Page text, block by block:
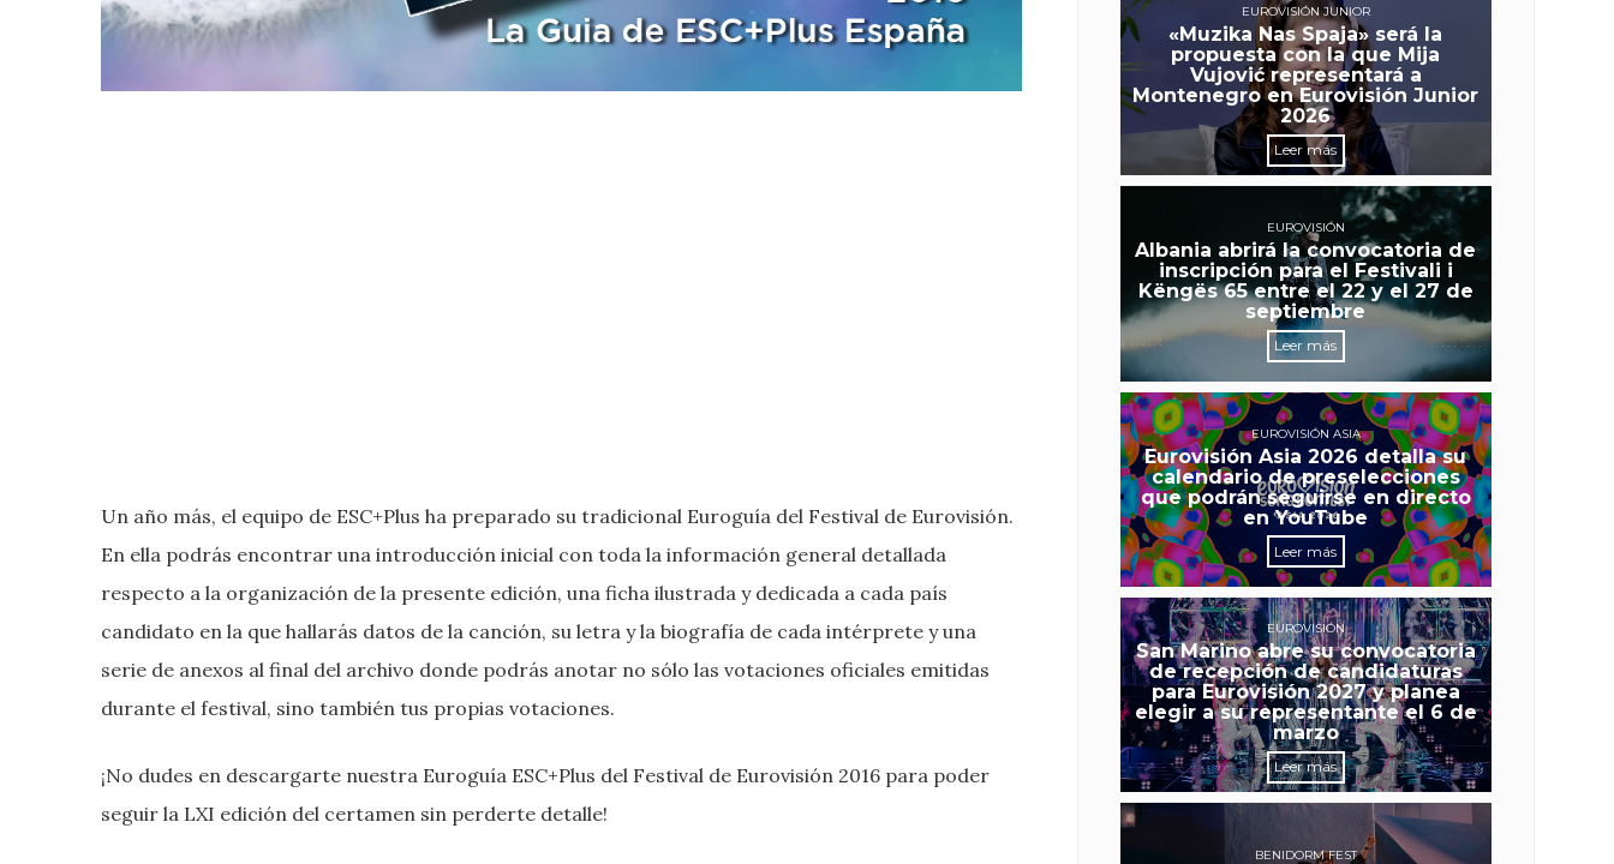
Un año más, el equipo de ESC+Plus ha preparado su tradicional Euroguía del Festival de Eurovisión.
En ella podrás encontrar una introducción inicial con toda la información general detallada
respecto a la organización de la presente edición, una ficha ilustrada y dedicada a cada país
candidato en la que hallarás datos de la canción, su letra y la biografía de cada intérprete y una
serie de anexos al final del archivo donde podrás anotar no sólo las votaciones oficiales emitidas
durante el festival, sino también tus propias votaciones.
¡No dudes en descargarte nuestra Euroguía ESC+Plus del Festival de Eurovisión 2016 para poder
seguir la LXI edición del certamen sin perderte detalle!
EUROVISIÓN JUNIOR
«Muzika Nas Spaja» será la
propuesta con la que Mija
Vujović representará a
Montenegro en Eurovisión Junior
2026
Leer más
EUROVISIÓN
Albania abrirá la convocatoria de
inscripción para el Festivali i
Këngës 65 entre el 22 y el 27 de
septiembre
Leer más
EUROVISIÓN ASIA
Eurovisión Asia 2026 detalla su
calendario de preselecciones
que podrán seguirse en directo
en YouTube
Leer más
EUROVISIÓN
San Marino abre su convocatoria
de recepción de candidaturas
para Eurovisión 2027 y planea
elegir a su representante el 6 de
marzo
Leer más
BENIDORM FEST